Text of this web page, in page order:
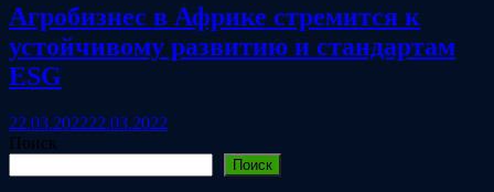
Агробизнес в Африке стремится к
устойчивому развитию и стандартам
ESG
22.03.202222.03.2022
Поиск
Поиск